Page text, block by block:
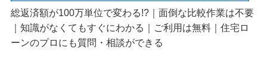
総返済額が100万単位で変わる!?｜面倒な比較作業は不要
｜知識がなくてもすぐにわかる｜ご利用は無料｜住宅ロ
ーンのプロにも質問・相談ができる